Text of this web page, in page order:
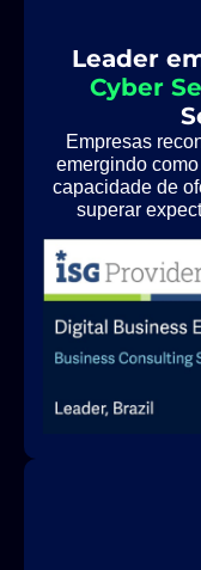
Leader
Cyber
Empresas
emergindo
capacidade de
superar